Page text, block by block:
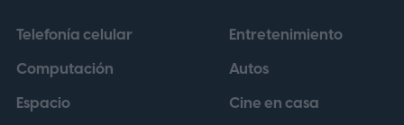
Telefonía celular
Computación
Espacio
Entretenimiento
Autos
Cine en casa